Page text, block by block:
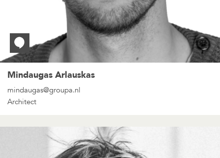
Mindaugas Arlauskas
mindaugas@groupa.nl
Architect